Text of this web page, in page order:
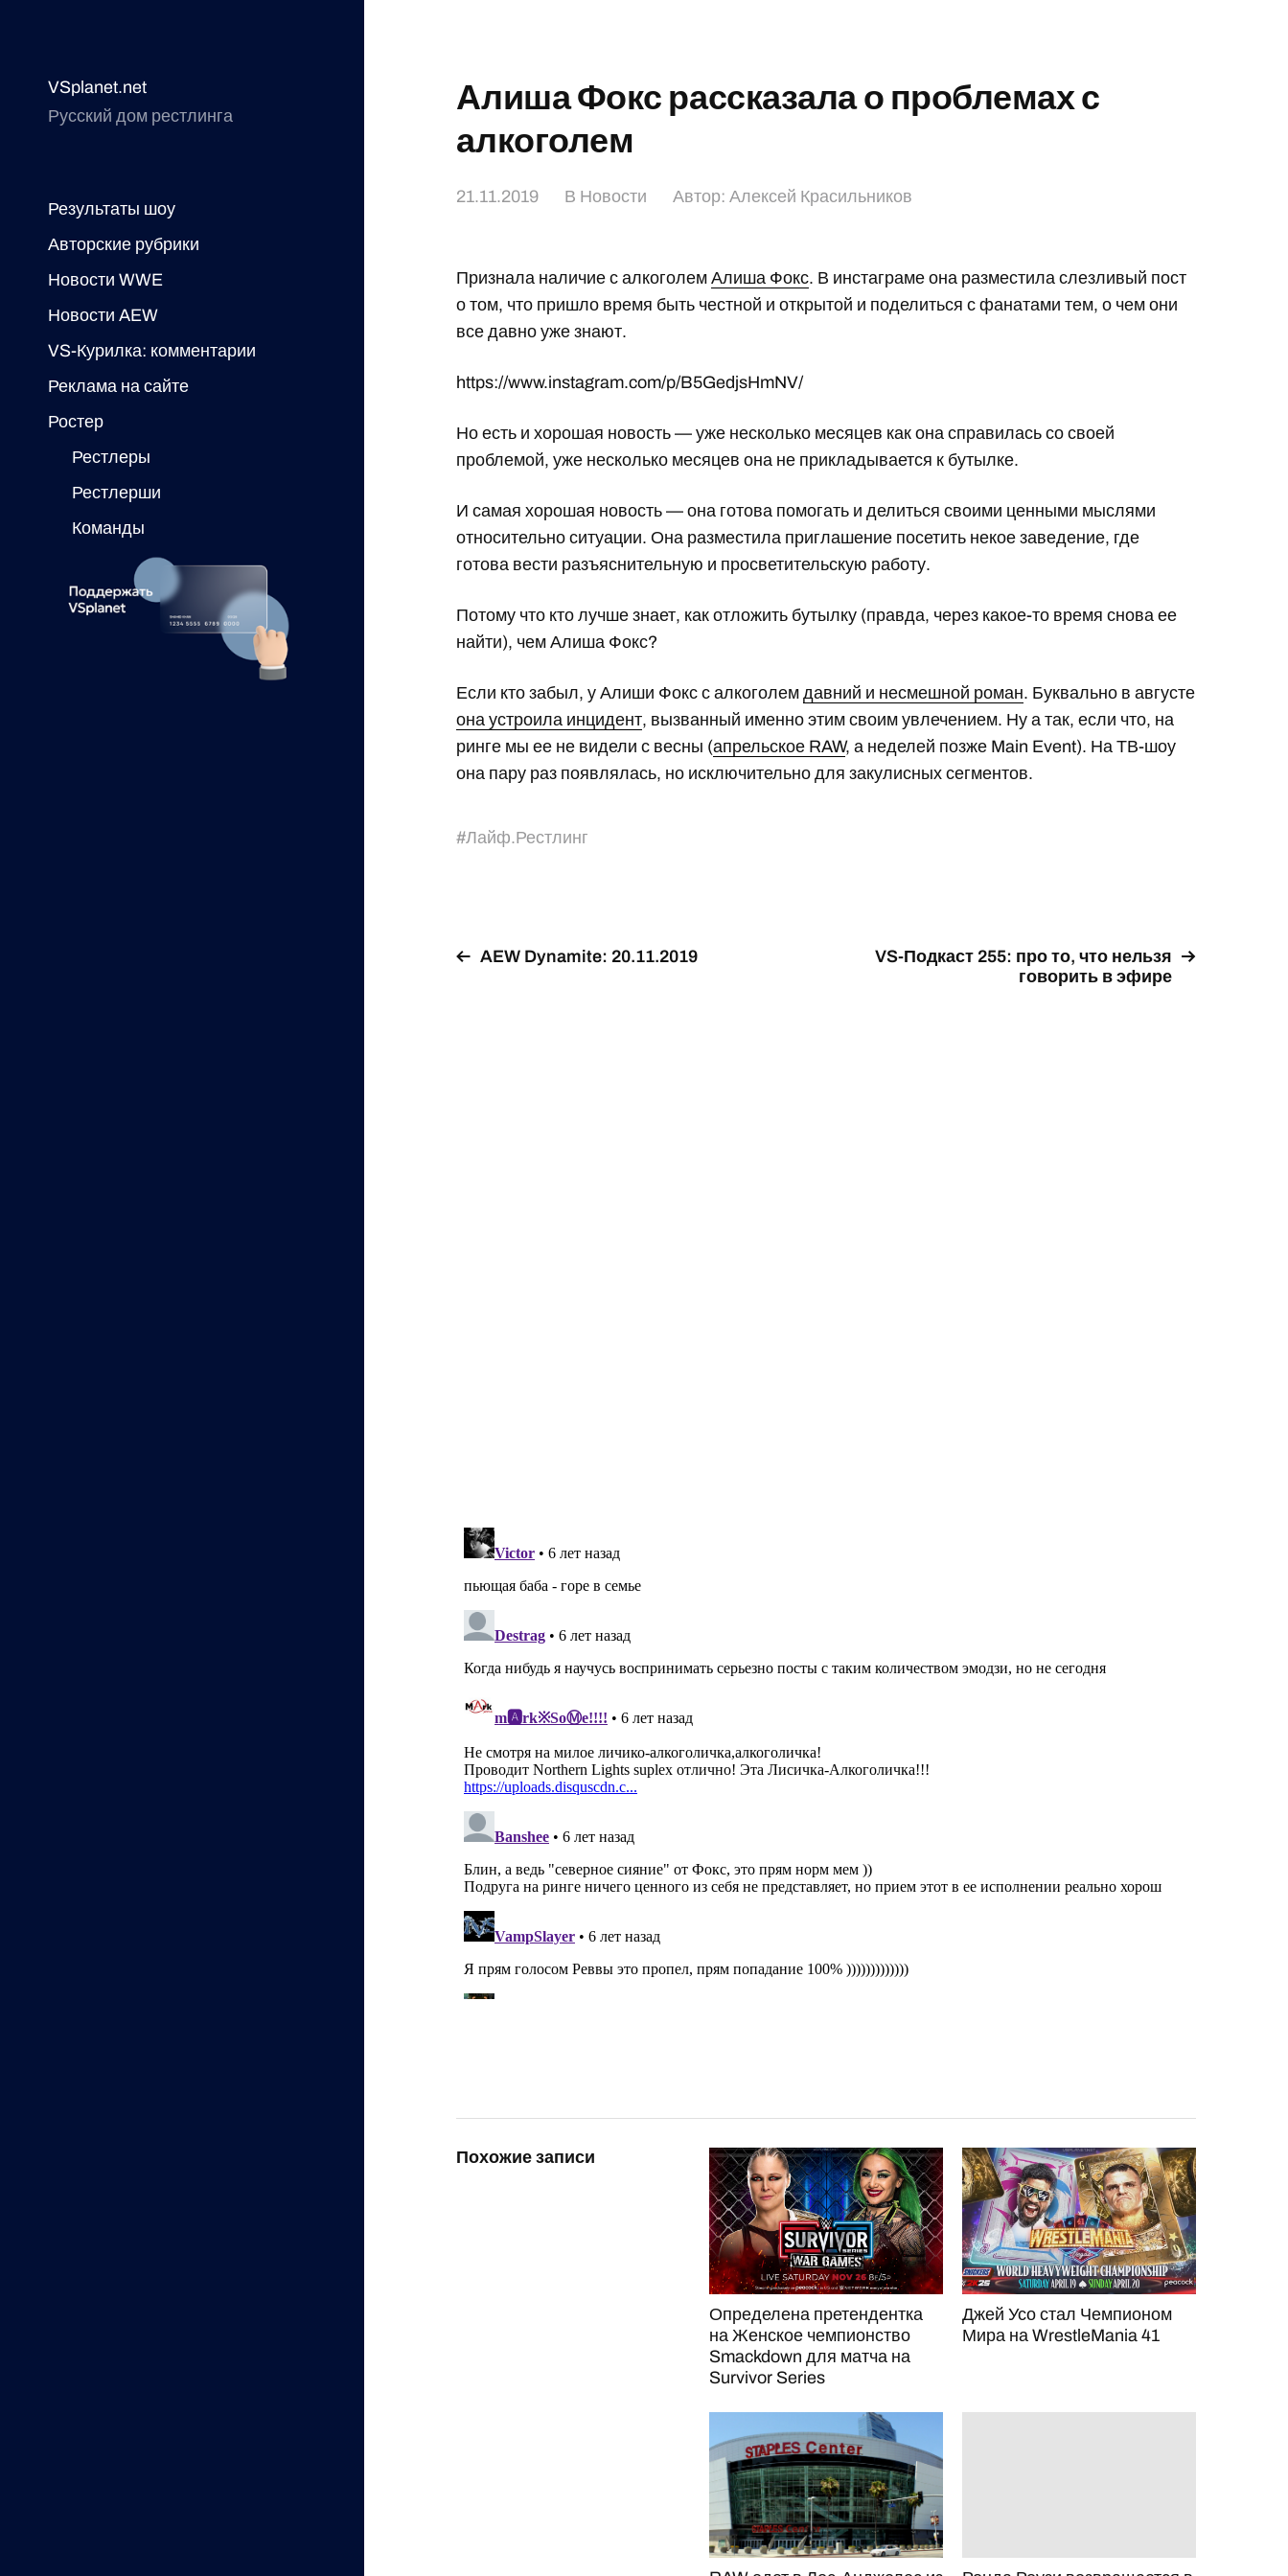
VSplanet.net
Русский дом рестлинга
Результаты шоу
Авторские рубрики
Новости WWE
Новости AEW
VS-Курилка: комментарии
Реклама на сайте
Ростер
Рестлеры
Рестлерши
Команды
Алиша Фокс рассказала о проблемах с
алкоголем
21.11.2019 В Новости Автор:Алексей Красильников
Признала наличие с алкоголемАлиша Фокс. В инстаграме она разместила слезливый пост
о том, что пришло время быть честной и открытой и поделиться с фанатами тем, о чем они
все давно уже знают.
https://www.instagram.com/p/B5GedjsHmNV/
Но есть и хорошая новость — уже несколько месяцев как она справилась со своей
проблемой, уже несколько месяцев она не прикладывается к бутылке.
И самая хорошая новость — она готова помогать и делиться своими ценными мыслями
относительно ситуации. Она разместила приглашение посетить некое заведение, где
готова вести разъяснительную и просветительскую работу.
Потому что кто лучше знает, как отложить бутылку (правда, через какое-то время снова ее
найти), чем Алиша Фокс?
Если кто забыл, у Алиши Фокс с алкоголемдавний и несмешной роман. Буквально в августе
она устроила инцидент, вызванный именно этим своим увлечением. Ну а так, если что, на
ринге мы ее не видели с весны (апрельское RAW, а неделей позже Main Event). На ТВ-шоу
она пару раз появлялась, но исключительно для закулисных сегментов.
#Лайф.Рестлинг
AEW Dynamite: 20.11.2019
VS-Подкаст 255: про то, что нельзя
говорить в эфире
Похожие записи
Определена претендентка
на Женское чемпионство
Smackdown для матча на
Survivor Series
Джей Усо стал Чемпионом
Мира на WrestleMania 41